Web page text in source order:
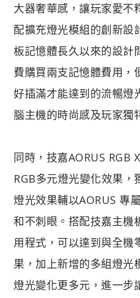
大器奢華感，讓玩家愛不
配擴充燈光模組的創新設
板記憶體長久以來的設計
費購買兩支記憶體費用，
好插滿才能達到的流暢燈
腦主機的時尚感及玩家獨
同時，技嘉AORUS RGB
RGB多元燈光變化效果，
燈光效果輔以AORUS 專
和不刺眼。搭配技嘉主機
用程式，可以達到與全機
果，加上新增的多組燈光
燈光變化更多元，進一步